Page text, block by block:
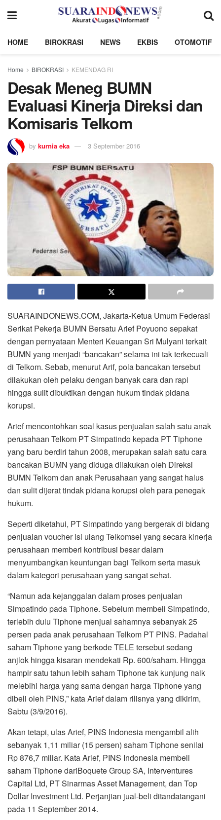
HOME BIROKRASI NEWS EKBIS OTOMOTIF
Home BIROKRASI KEMENDAG RI
Desak Meneg BUMN
Evaluasi Kinerja Direksi dan
Komisaris Telkom
by kurnia eka 3 September 2016
SUARAINDONEWS.COM, Jakarta-Ketua Umum Federasi
Serikat Pekerja BUMN Bersatu Arief Poyuono sepakat
dengan pernyataan Menteri Keuangan Sri Mulyani terkait
BUMN yang menjadi “bancakan” selama ini tak terkecuali
di Telkom. Sebab, menurut Arif, pola bancakan tersebut
dilakukan oleh pelaku dengan banyak cara dan rapi
hingga sulit dibuktikan dengan hukum tindak pidana
korupsi.
Arief mencontohkan soal kasus penjualan salah satu anak
perusahaan Telkom PT Simpatindo kepada PT Tiphone
yang baru berdiri tahun 2008, merupakan salah satu cara
bancakan BUMN yang diduga dilakukan oleh Direksi
BUMN Telkom dan anak Perusahaan yang sangat halus
dan sulit dijerat tindak pidana korupsi oleh para penegak
hukum.
Seperti diketahui, PT Simpatindo yang bergerak di bidang
penjualan voucher isi ulang Telkomsel yang secara kinerja
perusahaan memberi kontribusi besar dalam
menyumbangkan keuntungan bagi Telkom serta masuk
dalam kategori perusahaan yang sangat sehat.
“Namun ada kejanggalan dalam proses penjualan
Simpatindo pada Tiphone. Sebelum membeli Simpatindo,
terlebih dulu Tiphone menjual sahamnya sebanyak 25
persen pada anak perusahaan Telkom PT PINS. Padahal
saham Tiphone yang berkode TELE tersebut sedang
anjlok hingga kisaran mendekati Rp. 600/saham. Hingga
hampir satu tahun lebih saham Tiphone tak kunjung naik
melebihi harga yang sama dengan harga Tiphone yang
dibeli oleh PINS,” kata Arief dalam rilisnya yang dikirim,
Sabtu (3/9/2016).
Akan tetapi, ulas Arief, PINS Indonesia mengambil alih
sebanyak 1,11 miliar (15 persen) saham Tiphone senilai
Rp 876,7 miliar. Kata Arief, PINS Indonesia membeli
saham Tiphone dariBoquete Group SA, Interventures
Capital Ltd, PT Sinarmas Asset Management, dan Top
Dollar Investment Ltd. Perjanjian jual-beli ditandatangani
pada 11 September 2014.